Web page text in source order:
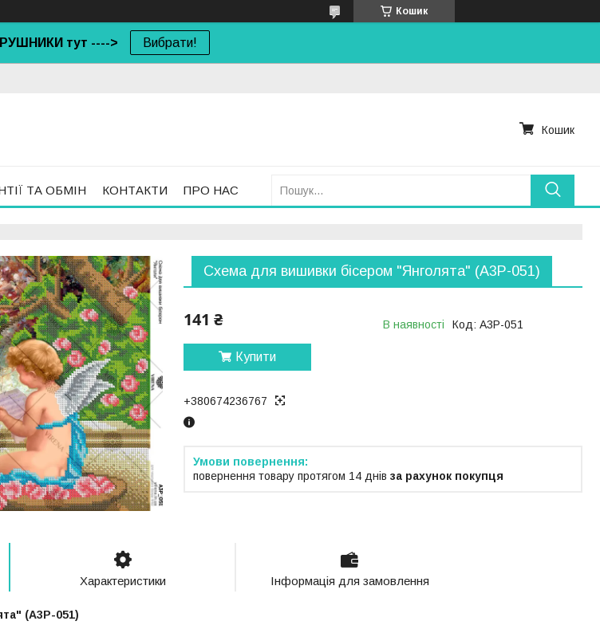
Кошик
тут ----> Вибрати!
Кошик
ТА ОБМІН КОНТАКТИ ПРО НАС
Схема для вишивки бісером "Янголята" (А3Р-051)
141 ₴ В наявності Код: А3Р-051
Купити
+380674236767
повернення товару протягом 14 днів за рахунок покупця
Характеристики Інформація для замовлення
(А3Р-051)